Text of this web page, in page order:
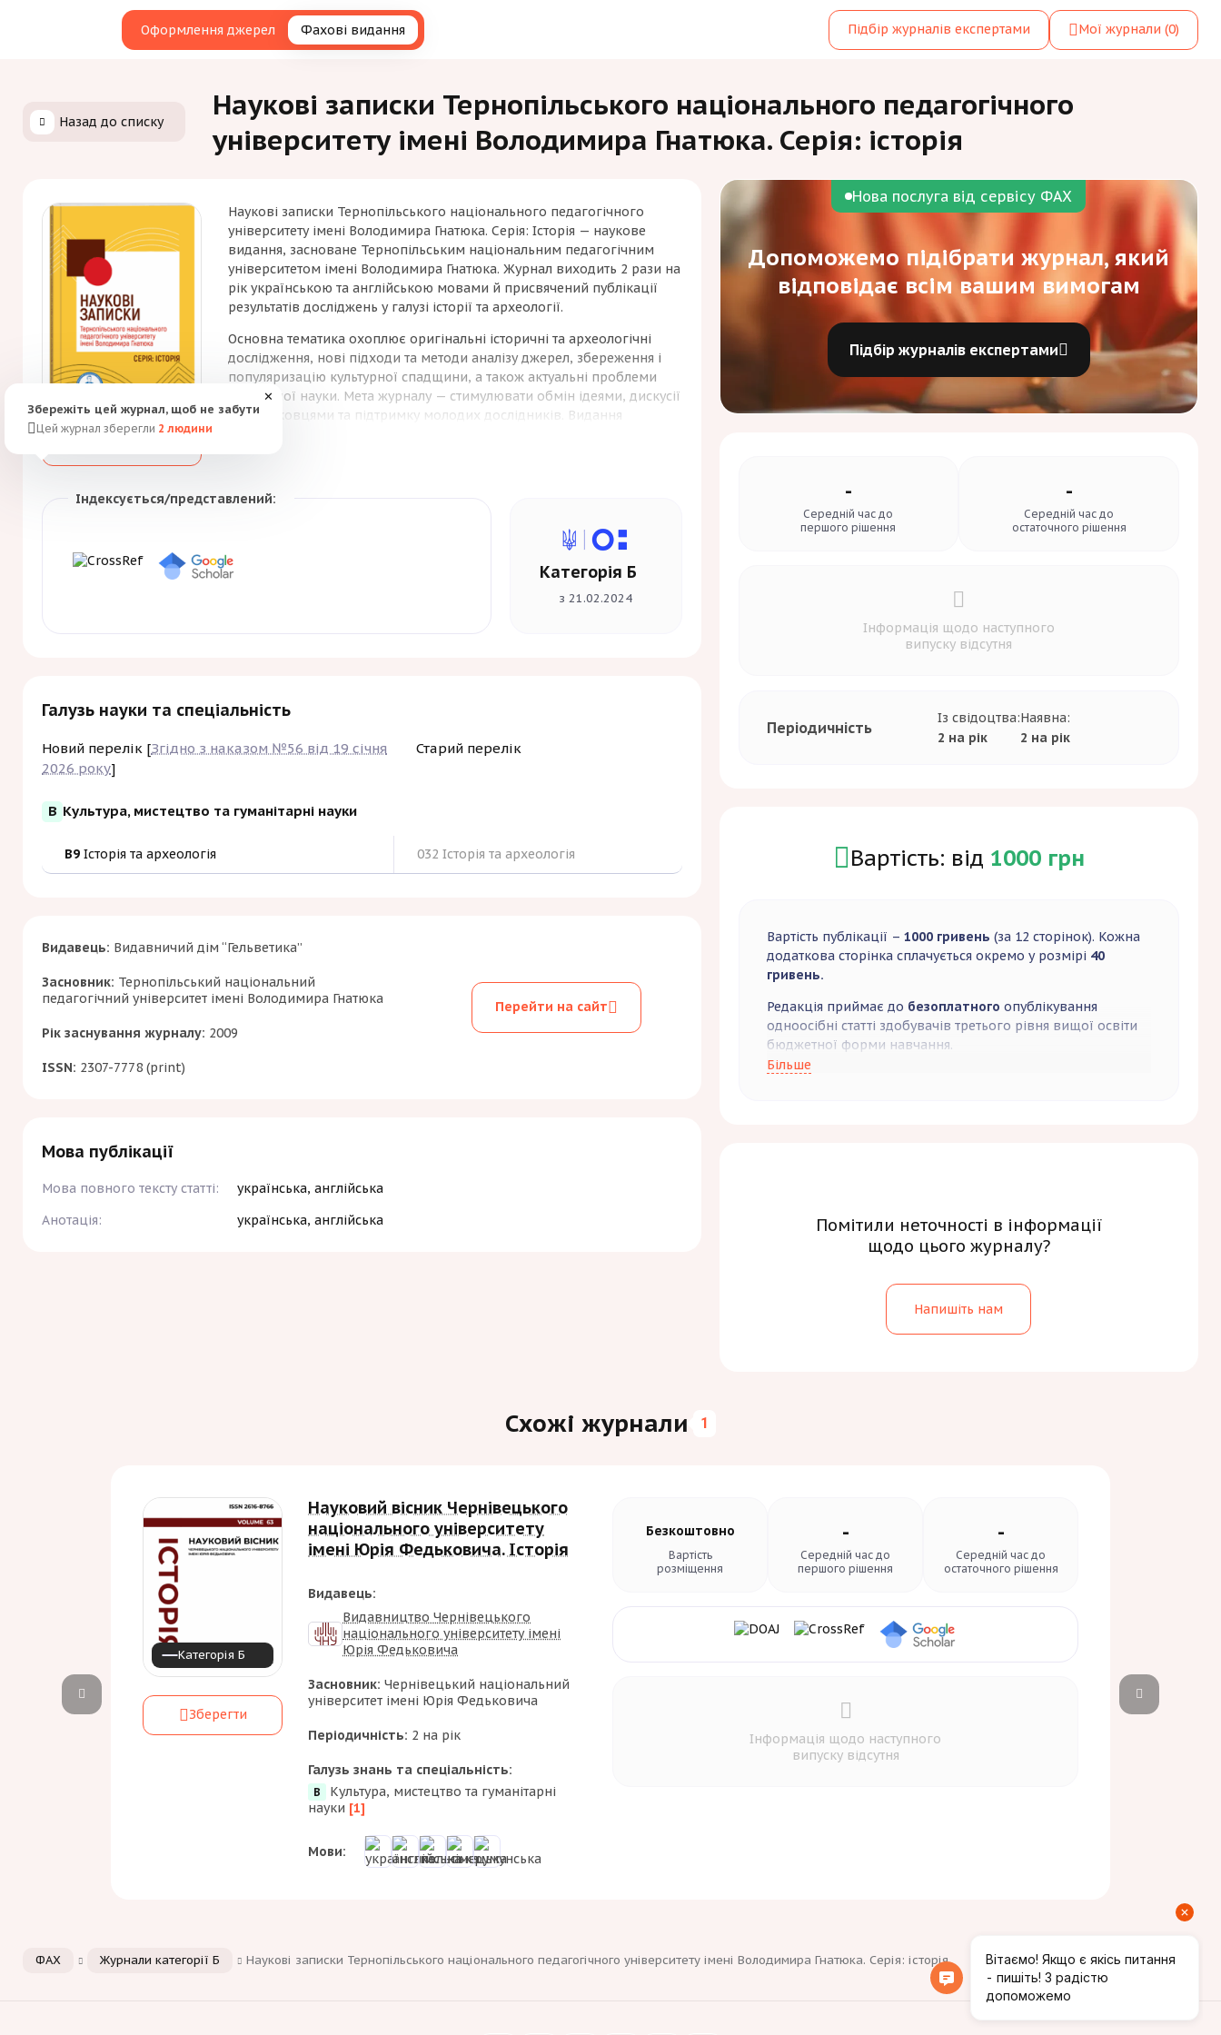
Оформлення джерел Фахові видання Підбір журналів експертами Мої журнали (0)
Назад до списку
Наукові записки Тернопільського національного педагогічного
університету імені Володимира Гнатюка. Серія: історія
Наукові записки Тернопільського національного педагогічного
університету імені Володимира Гнатюка. Серія: Історія — наукове
видання, засноване Тернопільським національним педагогічним
університетом імені Володимира Гнатюка. Журнал виходить 2 рази на
рік українською та англійською мовами й присвячений публікації
результатів досліджень у галузі історії та археології.
Основна тематика охоплює оригінальні історичні та археологічні
дослідження, нові підходи та методи аналізу джерел, збереження і
популяризацію культурної спадщини, а також актуальні проблеми
історичної науки. Мета журналу — стимулювати обмін ідеями, дискусії
між науковцями та підтримку молодих дослідників. Видання
Індексується/представлений:
Категорія Б
з 21.02.2024
Галузь науки та спеціальність
Новий перелік [Згідно з наказом №56 від 19 січня
2026 року]
Старий перелік
B Культура, мистецтво та гуманітарні науки
B9 Історія та археологія 032 Історія та археологія
Видавець: Видавничий дім “Гельветика”
Засновник: Тернопільський національний
педагогічний університет імені Володимира Гнатюка
Рік заснування журналу: 2009
ISSN: 2307-7778 (print)
Перейти на сайт
Мова публікації
Мова повного тексту статті:
українська, англійська
Анотація:
українська, англійська
Нова послуга від сервісу ФАХ
Допоможемо підібрати журнал, який
відповідає всім вашим вимогам
Підбір журналів експертами
-
Середній час до
першого рішення
-
Середній час до
остаточного рішення
Інформація щодо наступного
випуску відсутня
Періодичність
Із свідоцтва:
2 на рік
Наявна:
2 на рік
Вартість: від 1000 грн
Вартість публікації – 1000 гривень (за 12 сторінок). Кожна
додаткова сторінка сплачується окремо у розмірі 40
гривень.
Редакція приймає до безоплатного опублікування
одноосібні статті здобувачів третього рівня вищої освіти
бюджетної форми навчання.
За бажанням автор статті може замовити собі друкований
Більше
Помітили неточності в інформації
щодо цього журналу?
Напишіть нам
Схожі журнали 1
Категорія Б
Зберегти
Науковий вісник Чернівецького
національного університету
імені Юрія Федьковича. Історія
Видавець:
Видавництво Чернівецького
національного університету імені
Юрія Федьковича
Засновник: Чернівецький національний
університет імені Юрія Федьковича
Періодичність: 2 на рік
Галузь знань та спеціальність:
B
Культура, мистецтво та гуманітарні
науки [1]
Мови:
Безкоштовно
Вартість
розміщення
-
Середній час до
першого рішення
-
Середній час до
остаточного рішення
Інформація щодо наступного
випуску відсутня
ФАХ Журнали категорії Б Наукові записки Тернопільського національного педагогічного університету імені Володимира Гнатюка. Серія: історія
Збережіть цей журнал, щоб не забути
Цей журнал зберегли 2 людини
✕